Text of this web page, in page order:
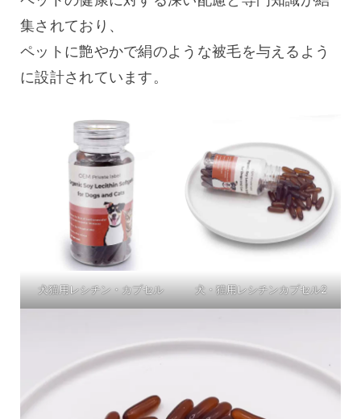
集されており、
ペットに艶やかで絹のような被毛を与えるよう
に設計されています。
犬猫用レシチン・カプセル 犬・猫用レシチンカプセル2